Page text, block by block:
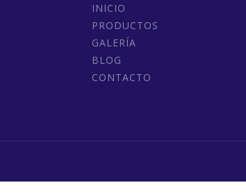
INICIO
PRODUCTOS
GALERÍA
BLOG
CONTACTO